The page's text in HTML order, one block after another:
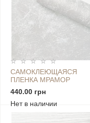
САМОКЛЕЮЩАЯСЯ
ПЛЕНКА МРАМОР
0,45Х10М SW-00000786
440.00 грн
Нет в наличии